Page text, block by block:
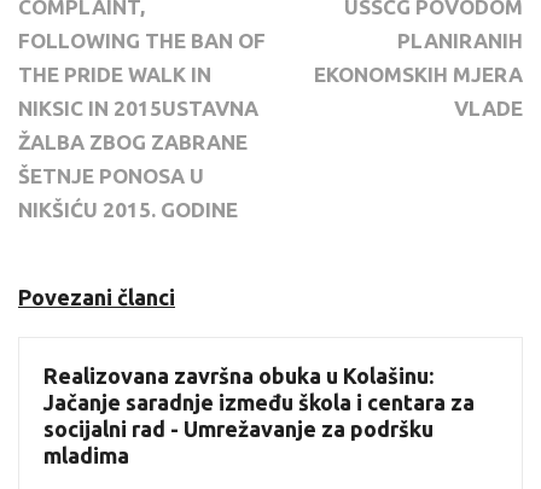
COMPLAINT,
FOLLOWING THE BAN OF
THE PRIDE WALK IN
NIKSIC IN 2015USTAVNA
ŽALBA ZBOG ZABRANE
ŠETNJE PONOSA U
NIKŠIĆU 2015. GODINE
USSCG POVODOM
PLANIRANIH
EKONOMSKIH MJERA
VLADE
Povezani članci
Realizovana završna obuka u Kolašinu:
Jačanje saradnje između škola i centara za
socijalni rad - Umrežavanje za podršku
mladima